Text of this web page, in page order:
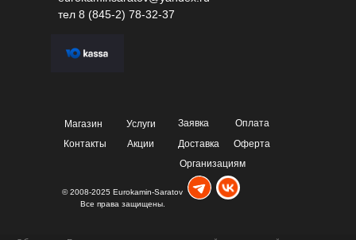
тел 8 (845-2) 78-32-37
Магазин
© 2008-2025 Eurokamin-Saratov
Все права защищены.
Услуги Заявка
Оплата
Акции
Контакты Доставка
Оферта
Организациям